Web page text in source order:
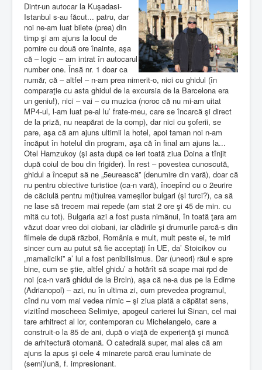
Dintr-un autocar la Kuşadasi-
Istanbul s-au făcut... patru, dar
noi ne-am luat bilete (prea) din
timp şi am ajuns la locul de
pornire cu două ore înainte, aşa
că – logic – am intrat în autocarul
number one. Însă nr. 1 doar ca
număr, că – altfel – n-am prea nimerit-o, nici cu ghidul (în
comparaţie cu asta ghidul de la excursia de la Barcelona era
un geniu!), nici – vai – cu muzica (noroc că nu mi-am uitat
MP4-ul, l-am luat pe-al lu’ frate-meu, care se încarcă şi direct
de la priză, nu neapărat de la comp), dar nici cu şoferii, se
pare, aşa că am ajuns ultimii la hotel, apoi taman noi n-am
încăput în hotelul din program, aşa că în final am ajuns la...
Otel Hamzukoy (şi asta după ce ieri toată ziua Doina a tînjit
după coiul de bou din frigider). În rest – povestea cunoscută,
ghidul a început să ne „5eurească” (denumire din vară), doar că
nu pentru obiective turistice (ca-n vară), începînd cu o 2eurire
de căciulă pentru m(it)uirea vameşilor bulgari (şi turci?), ca să
ne lase să trecem mai repede (am stat 2 ore şi 45 de min. cu
mită cu tot). Bulgaria azi a fost pusta nimănui, în toată ţara am
văzut doar vreo doi ciobani, iar clădirile şi drumurile parcă-s din
filmele de după război, România e mult, mult peste ei, te miri
sincer cum au putut să fie acceptaţi în UE, da’ Stoicikov cu
„mamaliciki” a’ lui a fost penibilisimus. Dar (uneori) răul e spre
bine, cum se ştie, altfel ghidu’ a hotărît să scape mai rpd de
noi (ca-n vară ghidul de la Brcln), aşa că ne-a dus pe la Edirne
(Adrianopol) – azi, nu în ultima zi, cum prevedea programul,
cînd nu vom mai vedea nimic – şi ziua plată a căpătat sens,
vizitînd moscheea Selimiye, apogeul carierei lui Sinan, cel mai
tare arhitrect al lor, contemporan cu Michelangelo, care a
construit-o la 85 de ani, după o viaţă de experienţă şi muncă
de arhitectură otomană. O catedrală super, mai ales că am
ajuns la apus şi cele 4 minarete parcă erau luminate de
(semi)lună, f. impresionant.